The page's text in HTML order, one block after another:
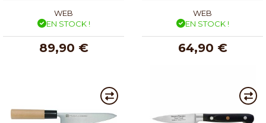
WEB
EN STOCK !
89,90 €
WEB
EN STOCK !
64,90 €